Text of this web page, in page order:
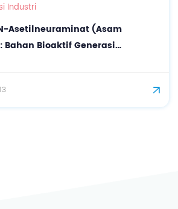
Industri
Asetilneuraminat (Asam
Bahan Bioaktif Generasi